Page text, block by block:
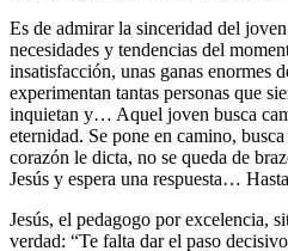
Es de admirar la sinceridad del
necesidades y tendencias del
insatisfacción, unas ganas enormes
experimentan tantas personas que
inquietan y… Aquel joven busca
eternidad. Se pone en camino,
corazón le dicta, no se queda de
Jesús y espera una respuesta…
Jesús, el pedagogo por excelencia,
verdad: “Te falta dar el paso